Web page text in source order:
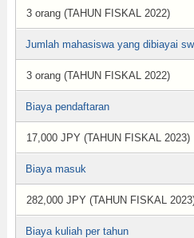
3 orang (TAHUN FISKAL 2022)
Jumlah mahasiswa yang dibiayai
3 orang (TAHUN FISKAL 2022)
Biaya pendaftaran
17,000 JPY (TAHUN FISKAL 2023)
Biaya masuk
282,000 JPY (TAHUN FISKAL
Biaya kuliah per tahun